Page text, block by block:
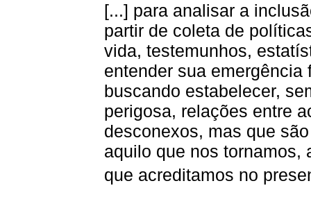
[...] para analisar a
partir de coleta de
vida, testemunhos,
entender sua
buscando estabelecer,
perigosa, relações entre
desconexos, mas que
aquilo que nos tornamos,
que acreditamos no